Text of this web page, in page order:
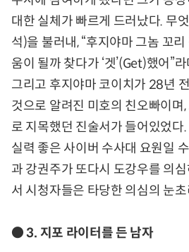
대한 실체가 빠르게 드러났다. 무
석)을 불러내, “후지야마 그놈 꼬
움이 될까 찾다가 ‘겟’(Get)했어”
그리고 후지야마 코이치가 28년
것으로 알려진 미호의 친오빠이며
로 지목했던 진술서가 들어있었다
실력 좋은 사이버 수사대 요원일
과 강권주가 또다시 도강우를 의
서 시청자들은 타당한 의심의 눈
● 3. 지포 라이터를 든 남자